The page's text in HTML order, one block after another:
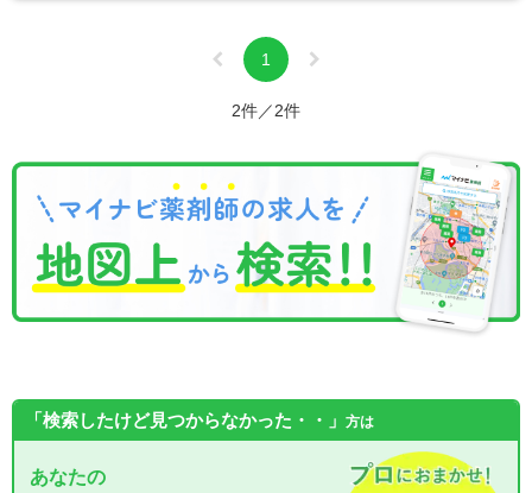
1
2件／2件
「検索したけど見つからなかった・・」 方は
あなたの